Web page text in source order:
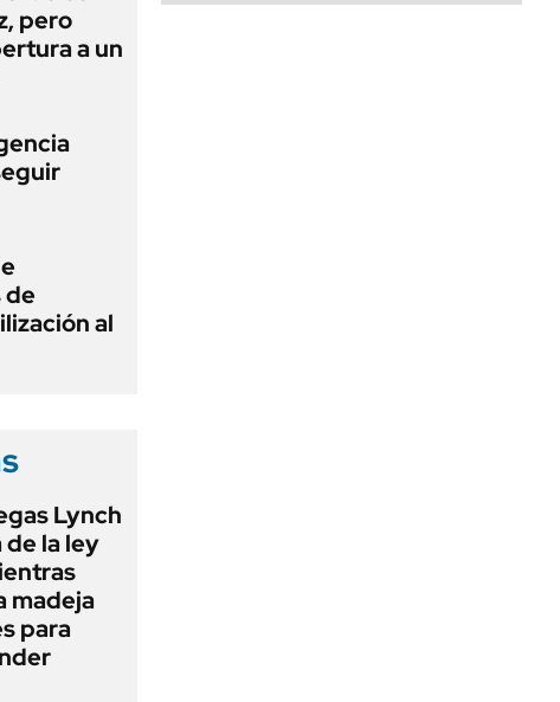
pero
a un
de
al
Lynch
de la ley
madeja
para